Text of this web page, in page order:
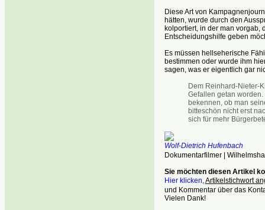
Diese Art von
hätten, wurde durch den
kolportiert, in der man vorgab,
Entscheidungshilfe geben
Es müssen hellseherische
bestimmen oder wurde ihm
sagen, was er eigentlich gar
Dem Reinhard-Nieter-
Gefallen getan
bekennen, ob man
bitteschön nicht erst
sich für mehr
Wolf-Dietrich Hufenbach
Dokumentarfilmer |
Sie möchten diesen Artikel
Hier klicken,Artikelstichwort
und Kommentar über das
Vielen Dank!